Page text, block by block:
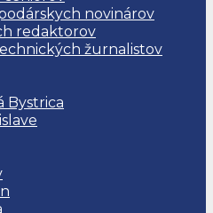
novinárov
redaktorov
žurnalistov
Bystrica